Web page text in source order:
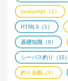
javascript（2）
HTML5（1）
基礎知識（9）
シーバス釣り（15）
釣り全般（4）